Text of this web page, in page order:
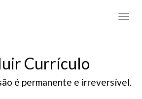
Currículo
é permanente e irreversível.